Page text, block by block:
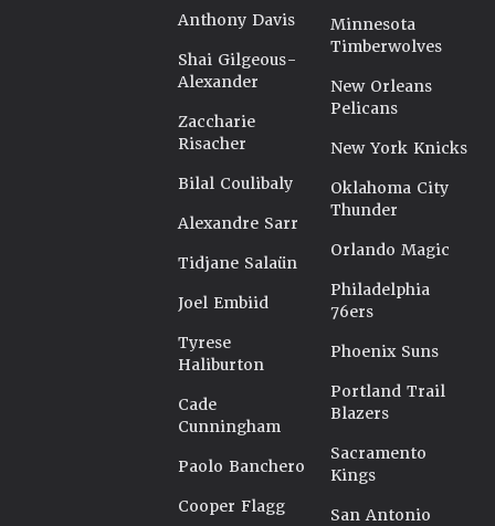
Anthony Davis
Shai Gilgeous-
Alexander
Zaccharie
Risacher
Bilal Coulibaly
Alexandre Sarr
Tidjane Salaün
Joel Embiid
Tyrese
Haliburton
Cade
Cunningham
Paolo Banchero
Cooper Flagg
Minnesota
Timberwolves
New Orleans
Pelicans
New York Knicks
Oklahoma City
Thunder
Orlando Magic
Philadelphia
76ers
Phoenix Suns
Portland Trail
Blazers
Sacramento
Kings
San Antonio